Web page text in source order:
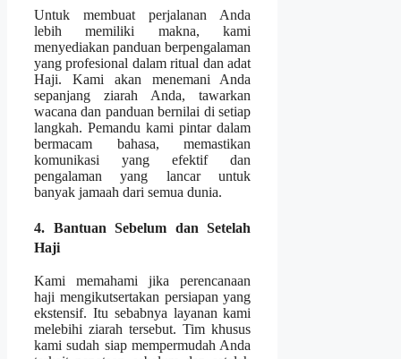
Untuk membuat perjalanan Anda
lebih memiliki makna, kami
menyediakan panduan berpengalaman
yang profesional dalam ritual dan adat
Haji. Kami akan menemani Anda
sepanjang ziarah Anda, tawarkan
wacana dan panduan bernilai di setiap
langkah. Pemandu kami pintar dalam
bermacam bahasa, memastikan
komunikasi yang efektif dan
pengalaman yang lancar untuk
banyak jamaah dari semua dunia.
4. Bantuan Sebelum dan Setelah
Haji
Kami memahami jika perencanaan
haji mengikutsertakan persiapan yang
ekstensif. Itu sebabnya layanan kami
melebihi ziarah tersebut. Tim khusus
kami sudah siap mempermudah Anda